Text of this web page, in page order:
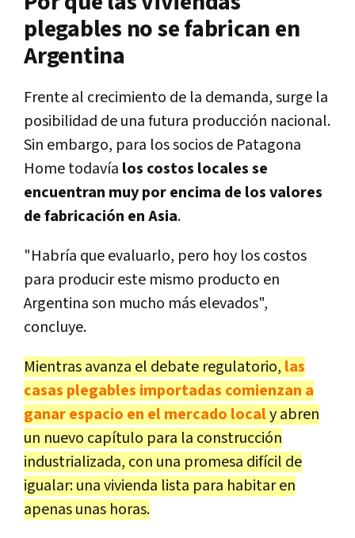
plegables no se fabrican en
Argentina
Frente al crecimiento de la demanda, surge la
posibilidad de una futura producción nacional.
Sin embargo, para los socios de Patagona
Home todavía los costos locales se
encuentran muy por encima de los valores
de fabricación en Asia.
"Habría que evaluarlo, pero hoy los costos
para producir este mismo producto en
Argentina son mucho más elevados",
concluye.
Mientras avanza el debate regulatorio, las
casas plegables importadas comienzan a
ganar espacio en el mercado localy abren
un nuevo capítulo para la construcción
industrializada, con una promesa difícil de
igualar: una vivienda lista para habitar en
apenas unas horas.